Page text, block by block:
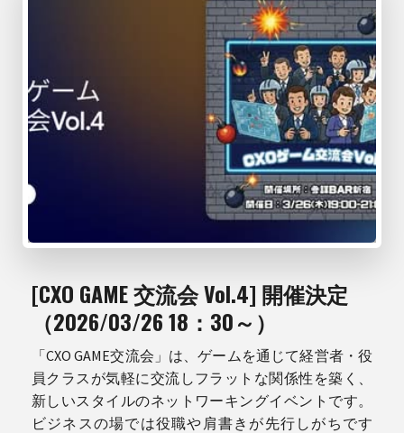
[CXO GAME 交流会 Vol.4] 開催決定
（2026/03/26 18：30～）
「CXO GAME交流会」は、ゲームを通じて経営者・役
員クラスが気軽に交流しフラットな関係性を築く、
新しいスタイルのネットワーキングイベントです。
ビジネスの場では役職や肩書きが先行しがちです